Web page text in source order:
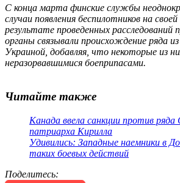
С конца марта финские службы
случаи появления беспилотников на
результате проведенных расследований
органы связывали происхождение ряда
Украиной, добавляя, что некоторые из
неразорвавшимися боеприпасами.
Читайте также
Канада ввела санкции против
патриарха Кирилла
Удивились: Западные наемники в
таких боевых действий
Поделитесь: